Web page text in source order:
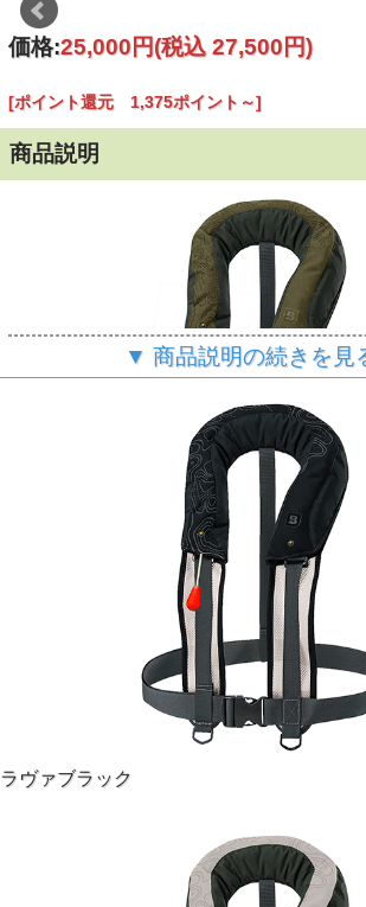
価格:25,000円(税込 27,500円)
[ポイント還元 1,375ポイント～]
商品説明
サスペンダータイプ膨脹式ライフジャケッ
最大の特徴は、体に触れる面積が従来モ
コンパクトさです。
オフショアジギングや激しい動作にも対
期でも快適に使用できます。
本体のメッシュ部分にベルト（レール）
もちろん、コンパクトな設計ながら浮力
の膨脹などは、従来モデルと同等の性能
▼ 商品説明の続きを見
ラヴァブラック